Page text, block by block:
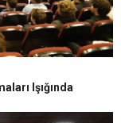
Işığında